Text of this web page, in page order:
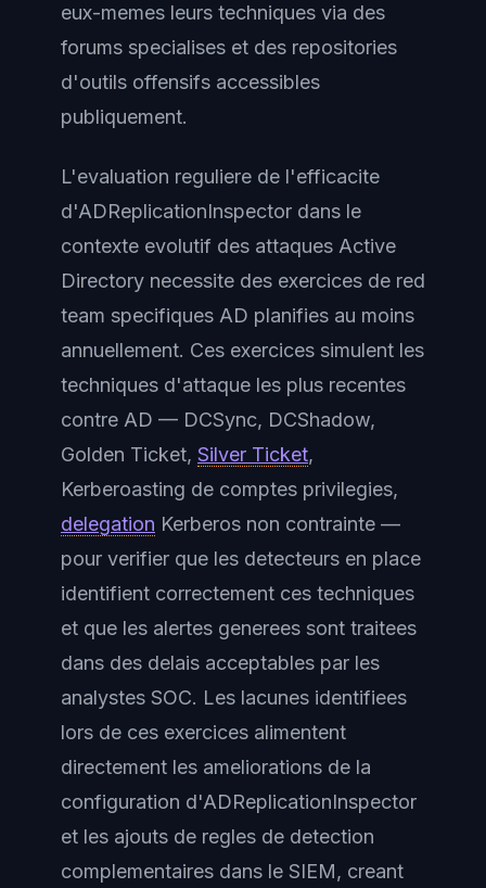
eux-memes leurs techniques via des
forums specialises et des repositories
d'outils offensifs accessibles
publiquement.
L'evaluation reguliere de l'efficacite
d'ADReplicationInspector dans le
contexte evolutif des attaques Active
Directory necessite des exercices de red
team specifiques AD planifies au moins
annuellement. Ces exercices simulent les
techniques d'attaque les plus recentes
contre AD — DCSync, DCShadow,
Golden Ticket, Silver Ticket,
Kerberoasting de comptes privilegies,
delegation Kerberos non contrainte —
pour verifier que les detecteurs en place
identifient correctement ces techniques
et que les alertes generees sont traitees
dans des delais acceptables par les
analystes SOC. Les lacunes identifiees
lors de ces exercices alimentent
directement les ameliorations de la
configuration d'ADReplicationInspector
et les ajouts de regles de detection
complementaires dans le SIEM, creant